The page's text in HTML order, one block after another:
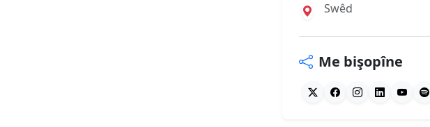
Swêd
Me bişopîne